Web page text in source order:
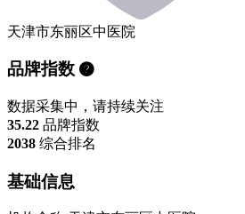
天津市东丽区中医院
品牌指数
数据采集中，请持续关注
35.22 品牌指数
2038 综合排名
基础信息